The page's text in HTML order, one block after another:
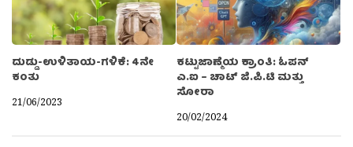
ದುಡ್ಡು-ಉಳಿತಾಯ-ಗಳಿಕೆ: 4ನೇ
ಕಂತು
21/06/2023
ಕಟ್ಟುಜಾಣ್ಮೆಯ ಕ್ರಾಂತಿ: ಓಪನ್
ಎ.ಐ – ಚಾಟ್ ಜಿ.ಪಿ.ಟಿ ಮತ್ತು
ಸೋರಾ
20/02/2024